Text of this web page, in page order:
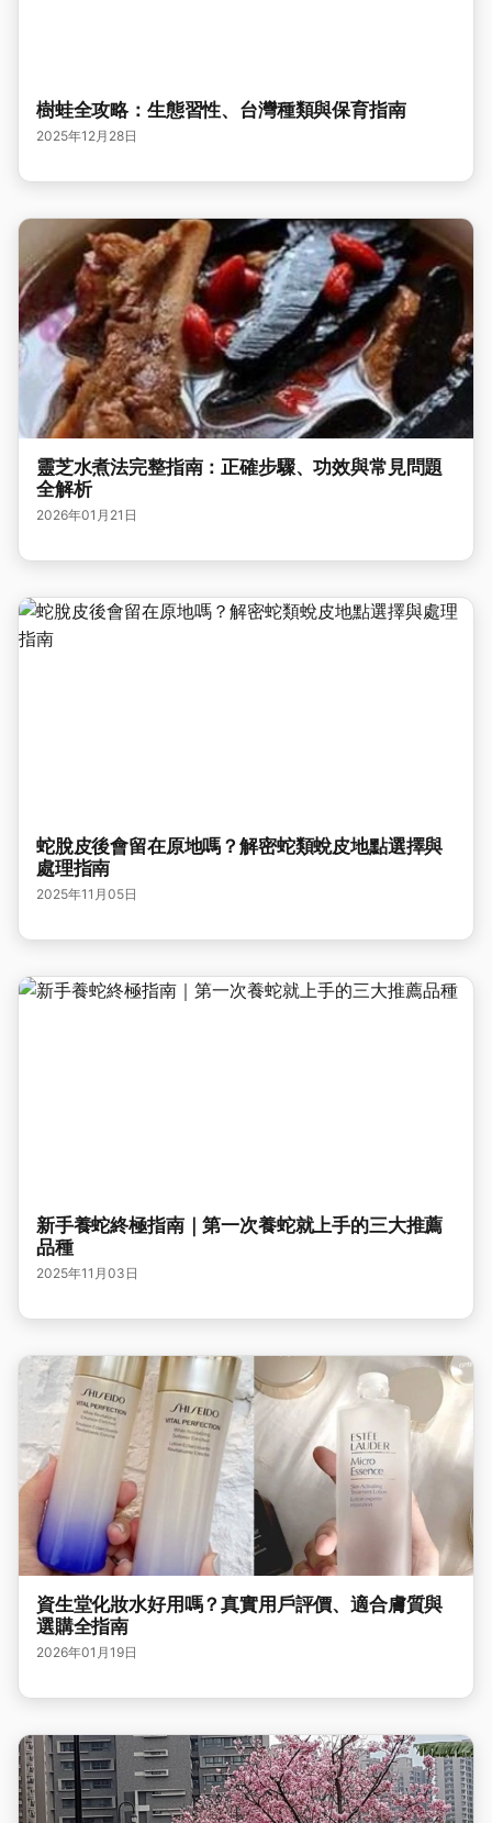
樹蛙全攻略：生態習性、台灣種類與保育指南
2025年12月28日
靈芝水煮法完整指南：正確步驟、功效與常見問題
全解析
2026年01月21日
蛇脫皮後會留在原地嗎？解密蛇類蛻皮地點選擇與
處理指南
2025年11月05日
新手養蛇終極指南｜第一次養蛇就上手的三大推薦
品種
2025年11月03日
資生堂化妝水好用嗎？真實用戶評價、適合膚質與
選購全指南
2026年01月19日